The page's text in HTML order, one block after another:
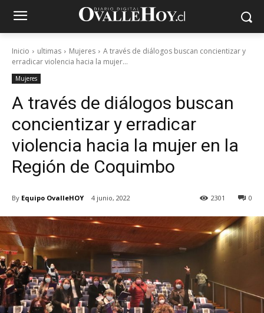
Inicio ultimas Mujeres
A través de diálogos buscan concientizar y
erradicar violencia hacia la mujer...
Mujeres
A través de diálogos buscan
concientizar y erradicar
violencia hacia la mujer en la
Región de Coquimbo
By Equipo OvalleHOY 4 junio, 2022 0
2301